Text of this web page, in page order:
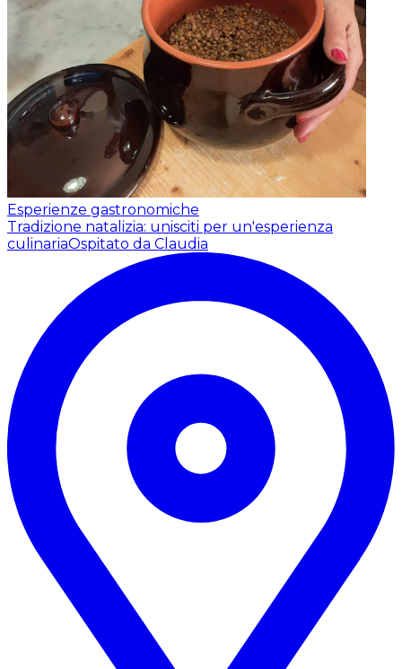
Esperienze gastronomiche
Tradizione natalizia: unisciti per un'esperienza
culinariaOspitato da Claudia